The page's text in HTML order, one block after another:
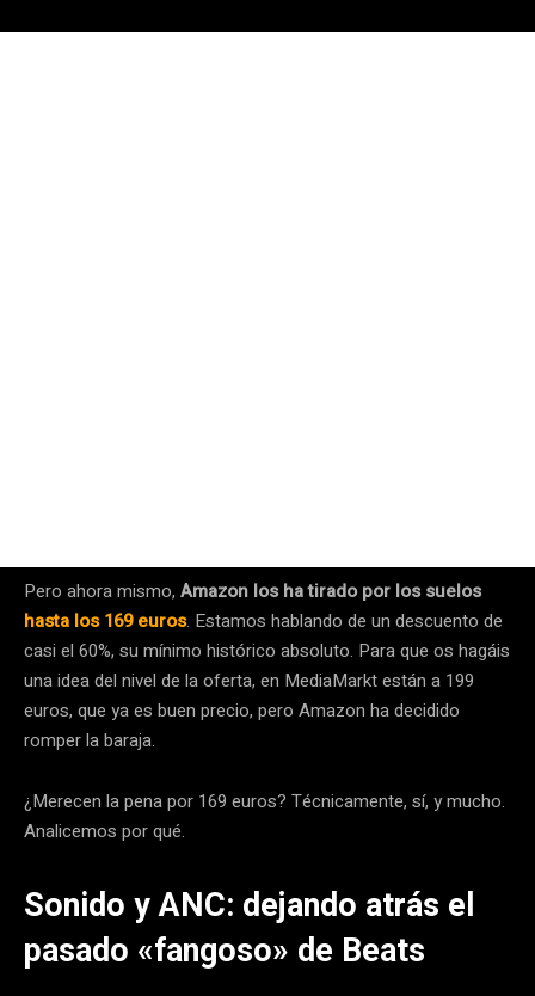
Pero ahora mismo, Amazon los ha tirado por los suelos
hasta los 169 euros. Estamos hablando de un descuento de
casi el 60%, su mínimo histórico absoluto. Para que os hagáis
una idea del nivel de la oferta, en MediaMarkt están a 199
euros, que ya es buen precio, pero Amazon ha decidido
romper la baraja.
¿Merecen la pena por 169 euros? Técnicamente, sí, y mucho.
Analicemos por qué.
Sonido y ANC: dejando atrás el
pasado «fangoso» de Beats